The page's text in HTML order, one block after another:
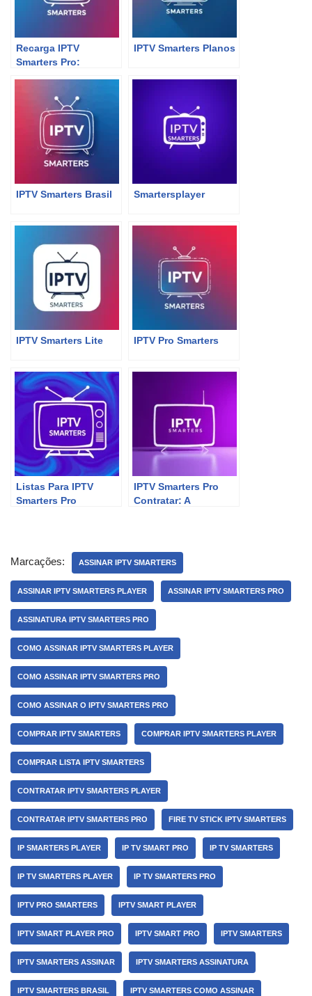
Recarga IPTV
Smarters Pro:
Streaming!
IPTV Smarters Planos
IPTV Smarters Brasil Smartersplayer
IPTV Smarters Lite IPTV Pro Smarters
Listas Para IPTV
Smarters Pro
IPTV Smarters Pro
Contratar: A
Marcações: ASSINAR IPTV SMARTERS
ASSINAR IPTV SMARTERS PLAYER ASSINAR IPTV SMARTERS PRO
ASSINATURA IPTV SMARTERS PRO
COMO ASSINAR IPTV SMARTERS PLAYER
COMO ASSINAR IPTV SMARTERS PRO
COMO ASSINAR O IPTV SMARTERS PRO
COMPRAR IPTV SMARTERS COMPRAR IPTV SMARTERS PLAYER
COMPRAR LISTA IPTV SMARTERS
CONTRATAR IPTV SMARTERS PLAYER
CONTRATAR IPTV SMARTERS PRO FIRE TV STICK IPTV SMARTERS
IP SMARTERS PLAYER IP TV SMART PRO IP TV SMARTERS
IP TV SMARTERS PLAYER IP TV SMARTERS PRO
IPTV PRO SMARTERS IPTV SMART PLAYER
IPTV SMART PLAYER PRO IPTV SMART PRO IPTV SMARTERS
IPTV SMARTERS ASSINAR IPTV SMARTERS ASSINATURA
IPTV SMARTERS BRASIL IPTV SMARTERS COMO ASSINAR